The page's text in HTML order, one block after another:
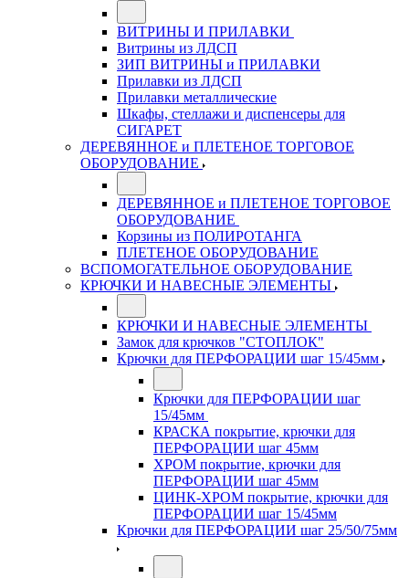
ВИТРИНЫ И ПРИЛАВКИ
Витрины из ЛДСП
ЗИП ВИТРИНЫ и ПРИЛАВКИ
Прилавки из ЛДСП
Прилавки металлические
Шкафы, стеллажи и диспенсеры для
СИГАРЕТ
ДЕРЕВЯННОЕ и ПЛЕТЕНОЕ ТОРГОВОЕ
ОБОРУДОВАНИЕ
ДЕРЕВЯННОЕ и ПЛЕТЕНОЕ ТОРГОВОЕ
ОБОРУДОВАНИЕ
Корзины из ПОЛИРОТАНГА
ПЛЕТЕНОЕ ОБОРУДОВАНИЕ
ВСПОМОГАТЕЛЬНОЕ ОБОРУДОВАНИЕ
КРЮЧКИ И НАВЕСНЫЕ ЭЛЕМЕНТЫ
КРЮЧКИ И НАВЕСНЫЕ ЭЛЕМЕНТЫ
Замок для крючков "СТОПЛОК"
Крючки для ПЕРФОРАЦИИ шаг 15/45мм
Крючки для ПЕРФОРАЦИИ шаг
15/45мм
КРАСКА покрытие, крючки для
ПЕРФОРАЦИИ шаг 45мм
ХРОМ покрытие, крючки для
ПЕРФОРАЦИИ шаг 45мм
ЦИНК-ХРОМ покрытие, крючки для
ПЕРФОРАЦИИ шаг 15/45мм
Крючки для ПЕРФОРАЦИИ шаг 25/50/75мм